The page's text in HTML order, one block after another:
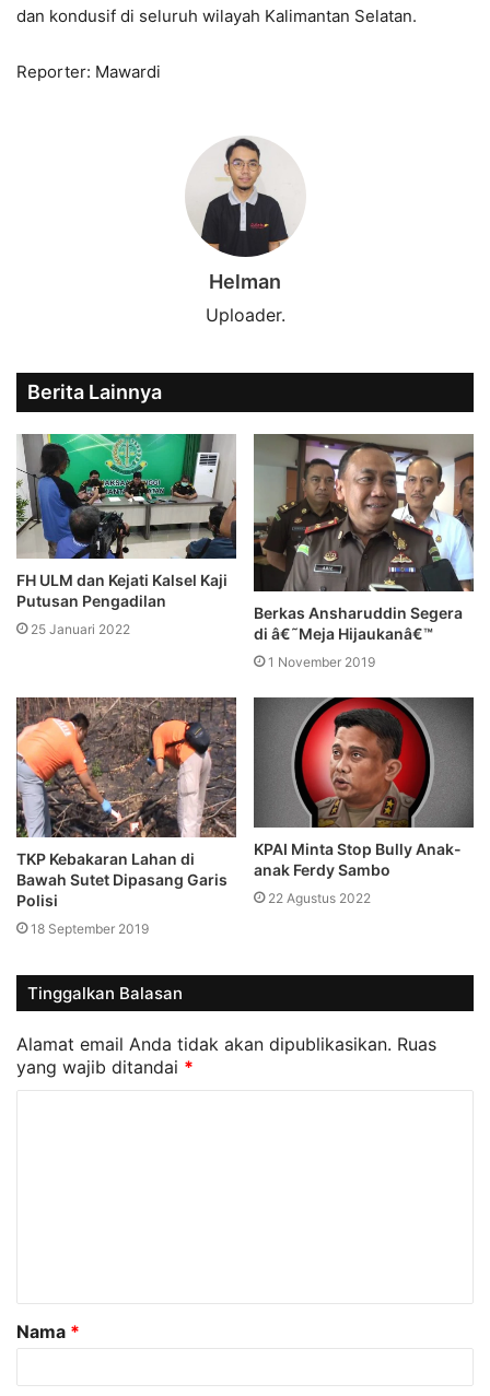
dan kondusif di seluruh wilayah Kalimantan Selatan.
Reporter: Mawardi
Helman
Uploader.
Berita Lainnya
FH ULM dan Kejati Kalsel Kaji
Putusan Pengadilan
25 Januari 2022
Berkas Ansharuddin Segera
di â€˜Meja Hijaukanâ€™
1 November 2019
TKP Kebakaran Lahan di
Bawah Sutet Dipasang Garis
Polisi
18 September 2019
KPAI Minta Stop Bully Anak-
anak Ferdy Sambo
22 Agustus 2022
Tinggalkan Balasan
Alamat email Anda tidak akan dipublikasikan. Ruas
yang wajib ditandai *
a
r
Nama *